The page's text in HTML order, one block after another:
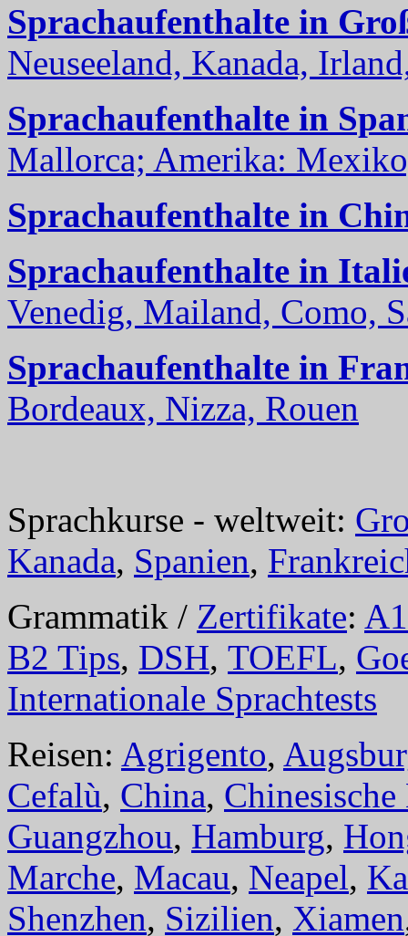
Sprachaufenthalte in
Neuseeland, Kanada,
Sprachaufenthalte in
Mallorca; Amerika:
Sprachaufenthalte in
Sprachaufenthalte in
Venedig, Mailand, Como,
Sprachaufenthalte in
Bordeaux, Nizza, Rouen
Sprachkurse - weltweit:
Kanada, Spanien,
Grammatik / Zertifikate: A1
B2 Tips, DSH, TOEFL,
Internationale Sprachtests
Reisen: Agrigento,
Cefalù, China, Chinesische
Guangzhou, Hamburg,
Marche, Macau, Neapel,
Shenzhen, Sizilien, Xiamen